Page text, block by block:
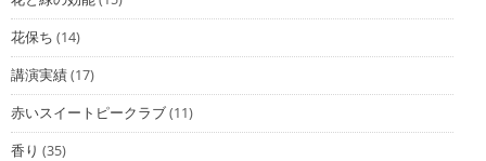
花保ち (14)
講演実績(17)
赤いスイートピークラブ(11)
香り (35)